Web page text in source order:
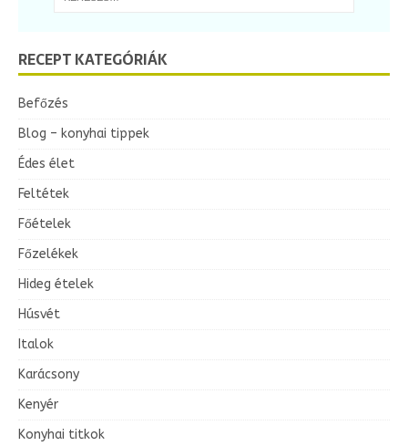
RECEPT KATEGÓRIÁK
Befőzés
Blog – konyhai tippek
Édes élet
Feltétek
Főételek
Főzelékek
Hideg ételek
Húsvét
Italok
Karácsony
Kenyér
Konyhai titkok